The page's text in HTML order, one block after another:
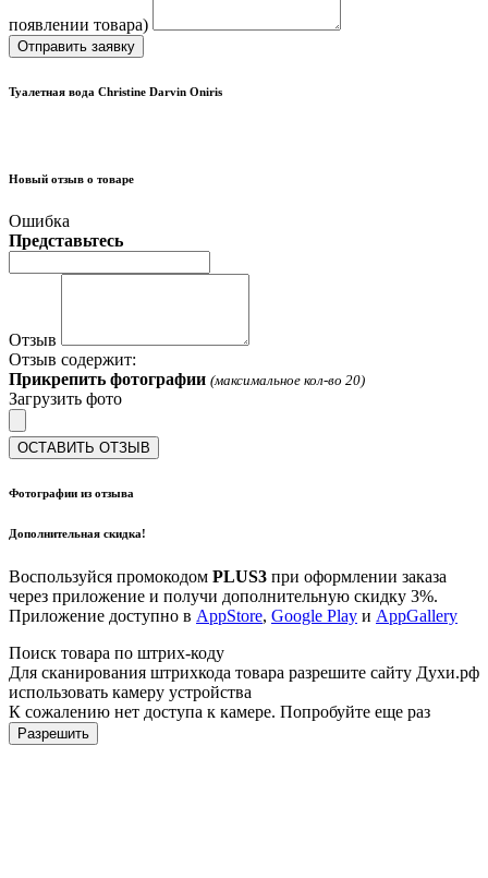
появлении товара)
Отправить заявку
Туалетная вода Christine Darvin Oniris
Новый отзыв о товаре
Ошибка
Представьтесь
Отзыв
Отзыв содержит:
Прикрепить фотографии (максимальное кол-во 20)
Загрузить фото
ОСТАВИТЬ ОТЗЫВ
Фотографии из отзыва
Дополнительная скидка!
Воспользуйся промокодом PLUS3 при оформлении заказа
через приложение и получи дополнительную скидку 3%.
Приложение доступно в AppStore, Google Play и AppGallery
Поиск товара по штрих-коду
Для сканирования штрихкода товара разрешите сайту Духи.рф
использовать камеру устройства
К сожалению нет доступа к камере. Попробуйте еще раз
Разрешить